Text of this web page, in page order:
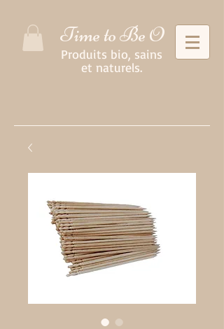
Time to Be O
Produits bio, sains
et naturels.